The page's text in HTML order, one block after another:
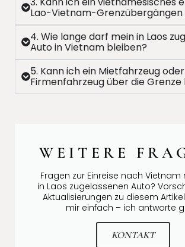
Lao-Vietnam-Grenzübergängen
4. Wie lange darf mein in Laos
Auto in Vietnam bleiben?
5. Kann ich ein Mietfahrzeug
Firmenfahrzeug über die Grenze
WEITERE
Fragen zur Einreise nach
in Laos zugelassenen Auto?
Aktualisierungen zu diesem
mir einfach – ich antworte
KONTAKT